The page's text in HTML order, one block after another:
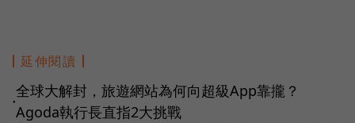
延伸閱讀
●
全球大解封，旅遊網站為何向超級App靠攏？
Agoda執行長直指2大挑戰